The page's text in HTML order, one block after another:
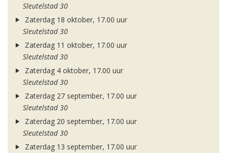
Sleutelstad 30
Zaterdag 18 oktober, 17.00 uur
Sleutelstad 30
Zaterdag 11 oktober, 17.00 uur
Sleutelstad 30
Zaterdag 4 oktober, 17.00 uur
Sleutelstad 30
Zaterdag 27 september, 17.00 uur
Sleutelstad 30
Zaterdag 20 september, 17.00 uur
Sleutelstad 30
Zaterdag 13 september, 17.00 uur